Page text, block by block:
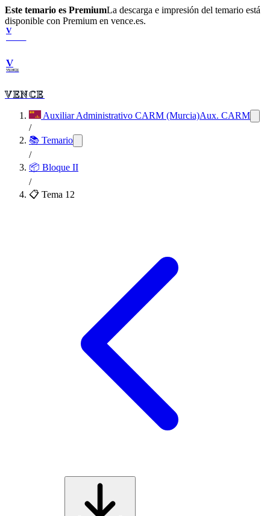
Este temario es PremiumLa descarga e impresión del temario está
disponible con Premium en vence.es.
V
V
VENCE
VENCE
Auxiliar Administrativo CARM (Murcia)Aux. CARM
/
📚 Temario
/
📦 Bloque II
/
📋 Tema 12